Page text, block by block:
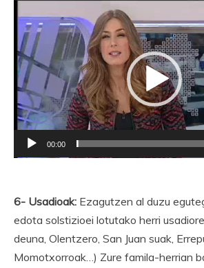
erreproduzigailua
00:00
6- Usadioak: Ezagutzen al duzu
edota solstizioei lotutako herri
deuna, Olentzero, San Juan suak,
Momotxorroak…) Zure famila-herrian